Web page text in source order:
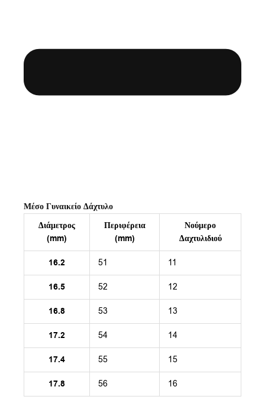
Μέσο Γυναικείο Δάχτυλο
Διάμετρος
(mm)
Περιφέρεια
(mm)
Νούμερο
Δαχτυλιδιού
16.2 51 11
16.5 52 12
16.8 53 13
17.2 54 14
17.4 55 15
17.8 56 16